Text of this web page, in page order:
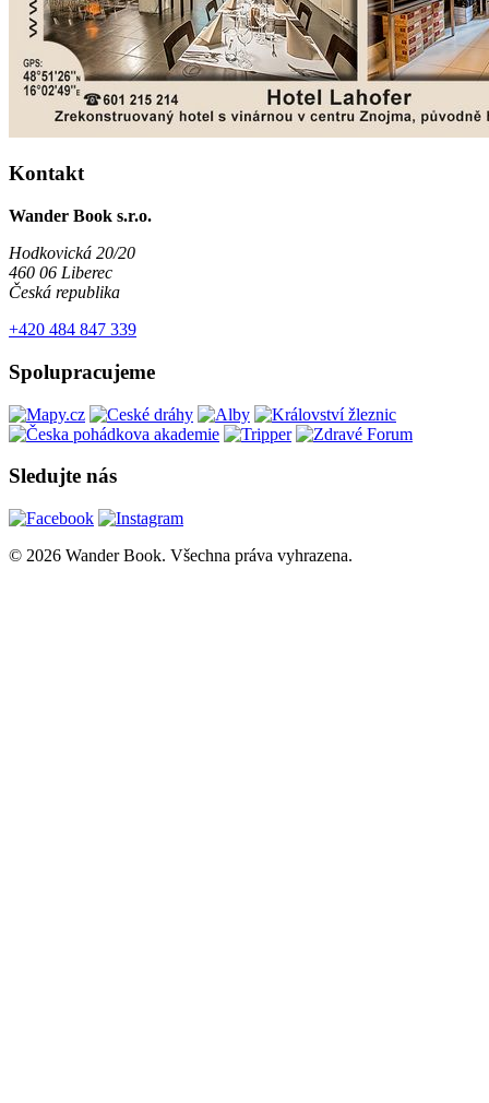
Kontakt
Wander Book s.r.o.
Hodkovická 20/20
460 06 Liberec
Česká republika
+420 484 847 339
Spolupracujeme
Sledujte nás
© 2026 Wander Book. Všechna práva vyhrazena.